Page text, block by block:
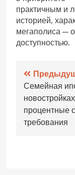
практичным и
историей,
мегаполиса —
доступностью.
по
записям
Семейная
процентные
требования